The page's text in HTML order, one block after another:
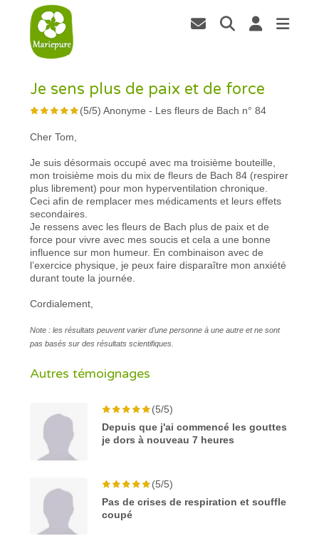
Je sens plus de paix et de force
(5/5)Anonyme - Les fleurs de Bach n° 84
Cher Tom,
Je suis désormais occupé avec ma troisième bouteille,
mon troisième mois du mix de fleurs de Bach 84 (respirer
plus librement) pour mon hyperventilation chronique.
Ceci afin de remplacer mes médicaments et leurs effets
secondaires.
Je ressens avec les fleurs de Bach plus de paix et de
force pour vivre avec mes soucis et cela a une bonne
influence sur mon humeur. En combinaison avec de
l’exercice physique, je peux faire disparaître mon anxiété
durant toute la journée.
Cordialement,
Note : les résultats peuvent varier d'une personne à une autre et ne sont
pas basés sur des résultats scientifiques.
Autres témoignages
(5/5)
Depuis que j'ai commencé les gouttes
je dors à nouveau 7 heures
(5/5)
Pas de crises de respiration et souffle
coupé